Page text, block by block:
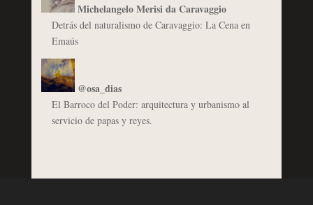
Michelangelo Merisi da Caravaggio
Detrás del naturalismo de Caravaggio: La Cena en
Emaús
@osa_dias
El Barroco del Poder: arquitectura y urbanismo al
servicio de papas y reyes.